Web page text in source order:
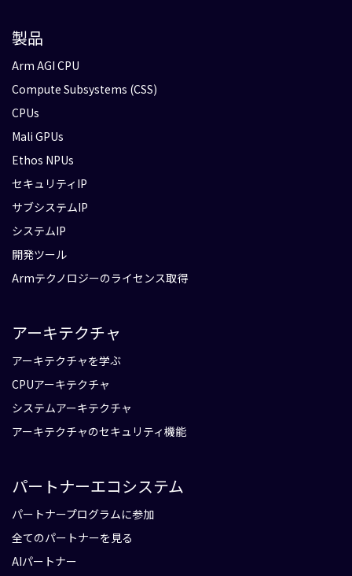
製品
Arm AGI CPU
Compute Subsystems (CSS)
CPUs
Mali GPUs
Ethos NPUs
セキュリティIP
サブシステムIP
システムIP
開発ツール
Armテクノロジーのライセンス取得
アーキテクチャ
アーキテクチャを学ぶ
CPUアーキテクチャ
システムアーキテクチャ
アーキテクチャのセキュリティ機能
パートナーエコシステム
パートナープログラムに参加
全てのパートナーを見る
AIパートナー